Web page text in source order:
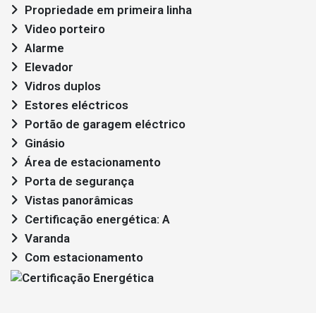
Propriedade em primeira linha
Video porteiro
Alarme
Elevador
Vidros duplos
Estores eléctricos
Portão de garagem eléctrico
Ginásio
Área de estacionamento
Porta de segurança
Vistas panorâmicas
Certificação energética: A
Varanda
Com estacionamento